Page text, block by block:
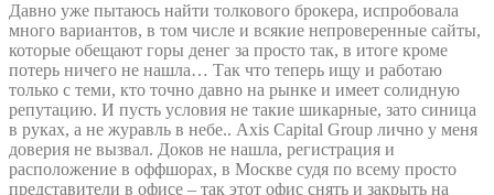
Давно уже пытаюсь найти толкового брокера, испробовала
много вариантов, в том числе и всякие непроверенные сайты,
которые обещают горы денег за просто так, в итоге кроме
потерь ничего не нашла… Так что теперь ищу и работаю
только с теми, кто точно давно на рынке и имеет солидную
репутацию. И пусть условия не такие шикарные, зато синица
в руках, а не журавль в небе.. Axis Capital Group лично у меня
доверия не вызвал. Доков не нашла, регистрация и
расположение в оффшорах, в Москве судя по всему просто
представители в офисе – так этот офис снять и закрыть на